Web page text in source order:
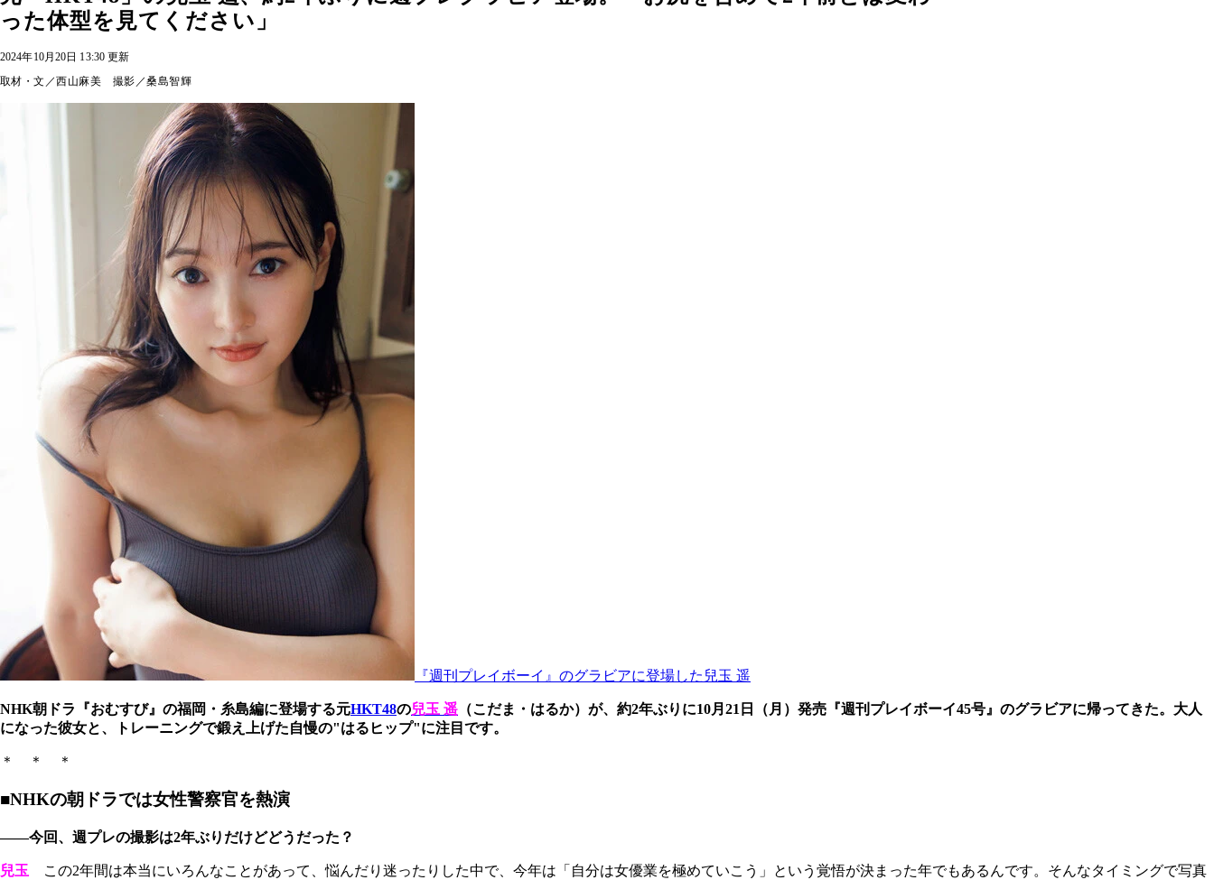
った体型を見てください」
2024年10月20日 13:30 更新
取材・文／西山麻美 撮影／桑島智輝
『週刊プレイボーイ』のグラビアに登場した兒玉 遥
NHK朝ドラ『おむすび』の福岡・糸島編に登場する元HKT48の兒玉 遥 （こだま・はるか）が、約2年ぶりに10月21日（月）発売『週刊プレイボーイ45号』のグラビアに帰ってきた。大人
になった彼女と、トレーニングで鍛え上げた自慢の"はるヒップ"に注目です。
＊ ＊ ＊
■NHKの朝ドラでは女性警察官を熱演
――今回、週プレの撮影は2年ぶりだけどどうだった？
兒玉 この2年間は本当にいろんなことがあって、悩んだり迷ったりした中で、今年は「自分は女優業を極めていこう」という覚悟が決まった年でもあるんです。そんなタイミングで写真